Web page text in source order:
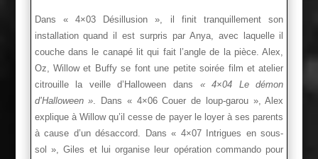
Dans « 4×03 Désillusion », il finit tranquillement son
installation quand il est surpris par Anya, avec laquelle il
couche dans le canapé lit qui fait l’angle de la pièce. Alex,
Oz, Willow et Buffy se font une petite soirée film et atelier
citrouille la veille d’Halloween dans « 4×04 Le démon
d’Halloween » . Dans « 4×06 Couer de loup-garou », Alex
explique à Willow qu’il cesse de payer le loyer à ses parents
à cause d’un désaccord. Dans « 4×07 Intrigues en sous-
sol », Giles et lui organise leur opération commando pour